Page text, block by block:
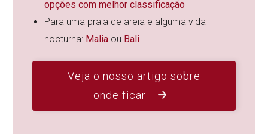
opções com melhor classificação
Para uma praia de areia e alguma vida
nocturna: Malia ou Bali
Veja o nosso artigo sobre
onde ficar